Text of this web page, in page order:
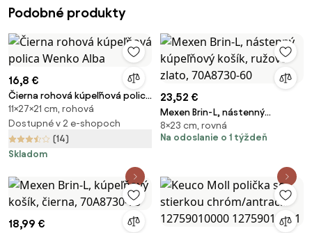
Podobné produkty
16,8 €
Čierna rohová kúpeľňová polica
Wenko Alba
11×27×21 cm, rohová
Dostupné v 2 e-shopoch
(14)
Skladom
23,52 €
Mexen Brin-L, nástenný
kúpeľňový košík, ružové zlato,
70A8730-60
8×23 cm, rovná
Na odoslanie o 1 týždeň
18,99 €